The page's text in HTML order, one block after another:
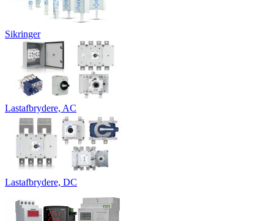
Sikringer
Lastafbrydere, AC
Lastafbrydere, DC